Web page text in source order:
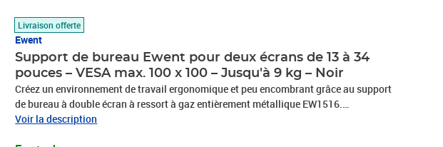
Livraison offerte
Ewent
Support de bureau Ewent pour deux écrans de 13 à 34
pouces – VESA max. 100 x 100 – Jusqu'à 9 kg – Noir
Créez un environnement de travail ergonomique et peu encombrant grâce au support
de bureau à double écran à ressort à gaz entièrement métallique EW1516.
Positionnez vos moniteurs à la hauteur et à l'angle de vision idéaux d'une seule main
Voir la description
Prix barré 158,99 €
Prix 79,26€